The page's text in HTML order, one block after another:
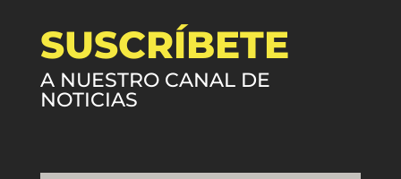
SUSCRÍBETE
A NUESTRO CANAL DE
NOTICIAS